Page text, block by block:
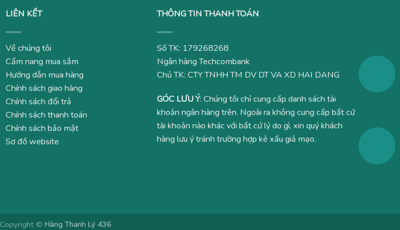
LIÊN KẾT
Về chúng tôi
Cẩm nang mua sắm
Hướng dẫn mua hàng
Chính sách giao hàng
Chính sách đổi trả
Chính sách thanh toán
Chính sách bảo mật
Sơ đồ website
THÔNG TIN THANH TOÁN
Số TK: 179268268
Ngân hàng Techcombank
Chủ TK: CTY TNHH TM DV DT VA XD HAI DANG
GÓC LƯU Ý: Chúng tôi chỉ cung cấp danh sách tài
khoản ngân hàng trên. Ngoài ra không cung cấp bất cứ
tài khoản nào khác với bất cứ lý do gì, xin quý khách
hàng lưu ý tránh trường hợp kẻ xấu giả mạo.
Copyright © Hàng Thanh Lý 436